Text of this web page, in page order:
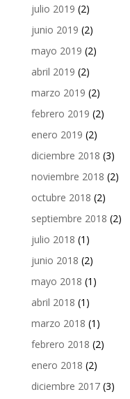
julio 2019 (2)
junio 2019 (2)
mayo 2019 (2)
abril 2019 (2)
marzo 2019 (2)
febrero 2019 (2)
enero 2019 (2)
diciembre 2018 (3)
noviembre 2018 (2)
octubre 2018 (2)
septiembre 2018 (2)
julio 2018 (1)
junio 2018 (2)
mayo 2018 (1)
abril 2018 (1)
marzo 2018 (1)
febrero 2018 (2)
enero 2018 (2)
diciembre 2017(3)